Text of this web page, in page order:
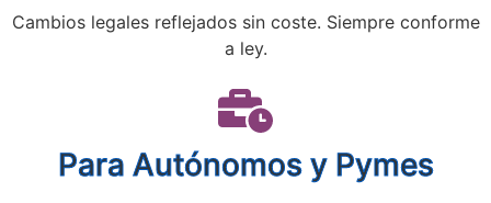
Cambios legales reflejados sin coste. Siempre conforme
a ley.
Para Autónomos y Pymes